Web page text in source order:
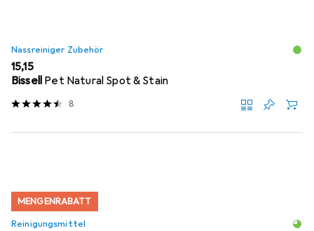
Nassreiniger Zubehör
EUR
15,15
Bissell Pet Natural Spot & Stain
8
MENGENRABATT
Reinigungsmittel